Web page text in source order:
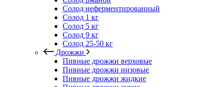
Солод неферментированный
Солод 1 кг
Солод 5 кг
Солод 9 кг
Солод 25-50 кг
Дрожжи
Пивные дрожжи верховые
Пивные дрожжи низовые
Пивные дрожжи жидкие